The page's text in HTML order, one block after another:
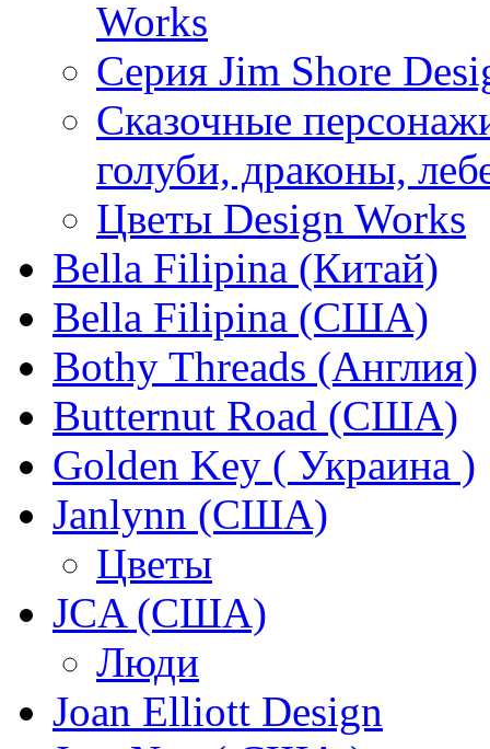
Works
Серия Jim Shore
Сказочные
голуби, драконы,
Цветы Design Works
Bella Filipina (Китай)
Bella Filipina (США)
Bothy Threads (Англия)
Butternut Road (США)
Golden Key ( Украина )
Janlynn (США)
Цветы
JCA (США)
Люди
Joan Elliott Design